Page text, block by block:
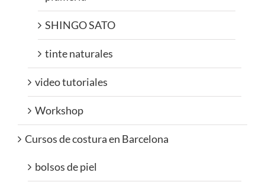
SHINGO SATO
tinte naturales
video tutoriales
Workshop
Cursos de costura en Barcelona
bolsos de piel